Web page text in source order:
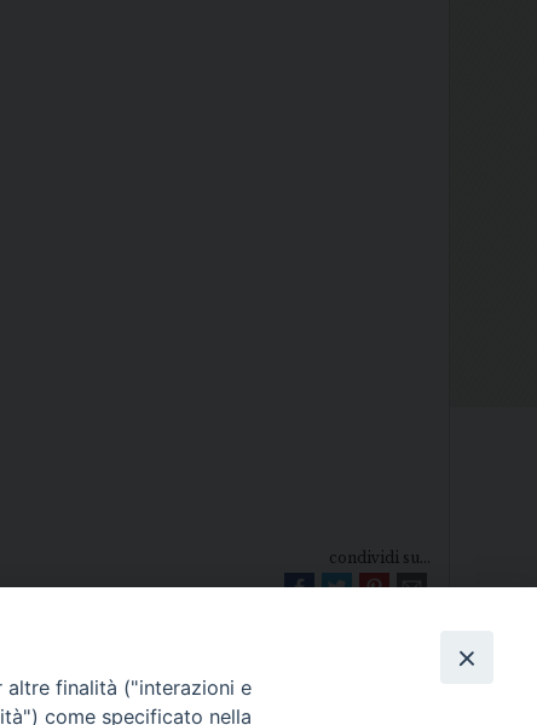
condividi su...
finalità ("interazioni e
come specificato nella